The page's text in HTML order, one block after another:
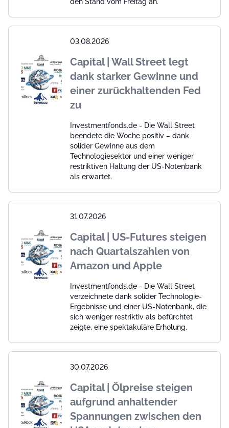
03.08.2026
Capital | Wall Street legt
dank starker Gewinne und
einer zurückhaltenden Fed
zu
Investmentfonds.de - Die Wall Street
beendete die Woche positiv – dank
solider Gewinne aus dem
Technologiesektor und einer weniger
restriktiven Haltung der US-Notenbank
als erwartet.
31.07.2026
Capital | US-Futures steigen
nach Quartalszahlen von
Amazon und Apple
Investmentfonds.de - Die Wall Street
verzeichnete dank solider Technologie-
Ergebnisse und einer US-Notenbank, die
sich weniger restriktiv als befürchtet
zeigte, eine spektakuläre Erholung.
30.07.2026
Capital | Ölpreise steigen
aufgrund anhaltender
Spannungen zwischen den